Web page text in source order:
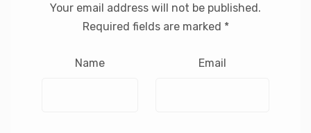
Your email address will not be published.
Required fields are marked *
Name Email